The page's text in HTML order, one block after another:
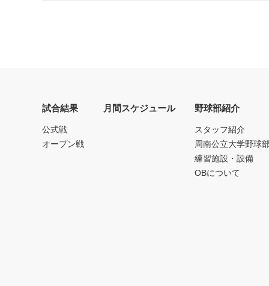
試合結果
公式戦
オープン戦
月間スケジュール 野球部紹介
スタッフ紹介
周南公立大学野球
練習施設・設備
OBについて